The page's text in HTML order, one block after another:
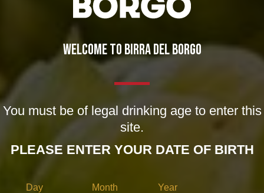
WELCOME TO BIRRA DEL BORGO
You must be of legal drinking age to enter this
site.
PLEASE ENTER YOUR DATE OF BIRTH
Day Month Year